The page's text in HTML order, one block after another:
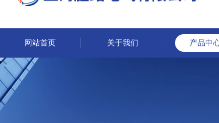
网站首页 关于我们 产品中